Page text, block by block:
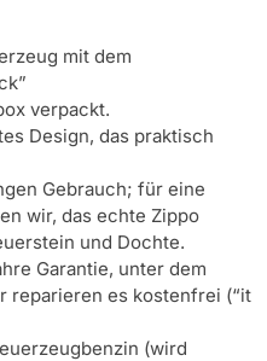
mit dem
verpackt.
Design, das praktisch
Gebrauch; für eine
wir, das echte Zippo
und Dochte.
Garantie, unter dem
reparieren es kostenfrei (“it
(wird